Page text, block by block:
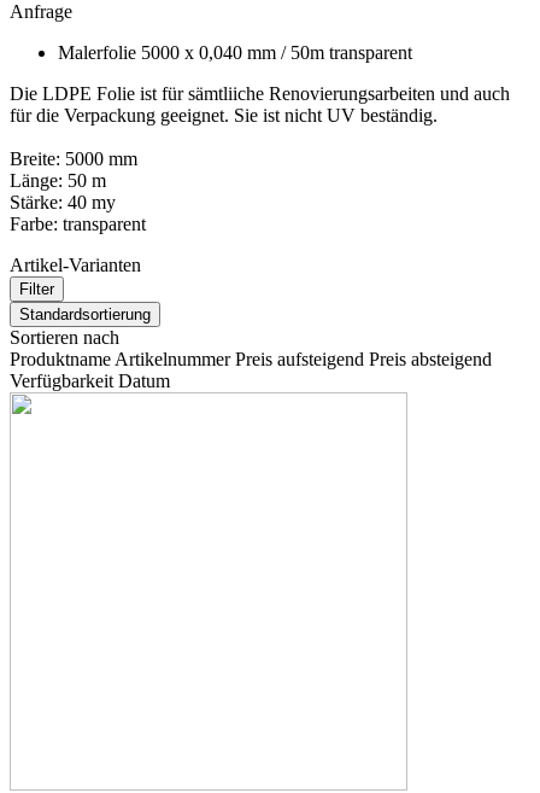
Anfrage
Malerfolie 5000 x 0,040 mm / 50m transparent
Die LDPE Folie ist für sämtliiche Renovierungsarbeiten und auch
für die Verpackung geeignet. Sie ist nicht UV beständig.
Breite: 5000 mm
Länge: 50 m
Stärke: 40 my
Farbe: transparent
Artikel-Varianten
Filter
Standardsortierung
Sortieren nach
Produktname ArtikelnummerPreis aufsteigend Preis absteigend
Verfügbarkeit Datum